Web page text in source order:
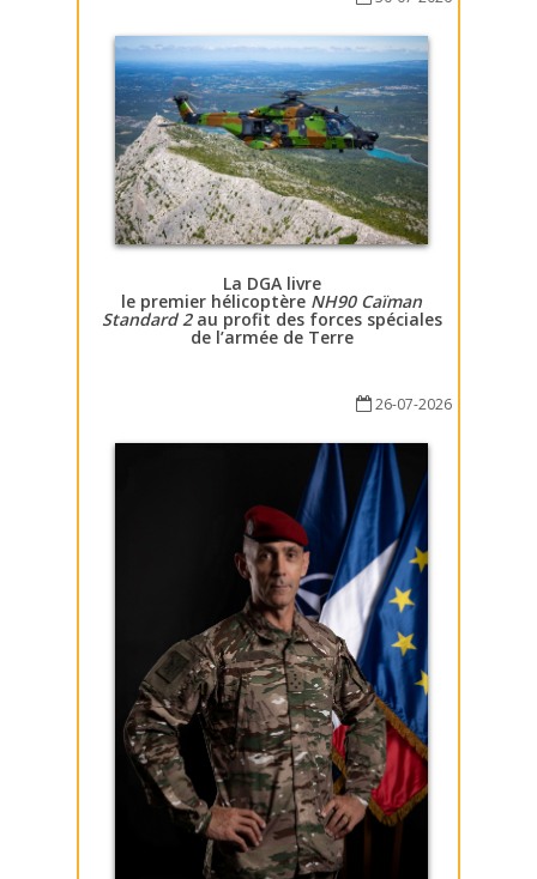
La DGA livre
le premier hélicoptère NH90 Caïman
Standard 2au profit des forces spéciales
de l’armée de Terre
26-07-2026